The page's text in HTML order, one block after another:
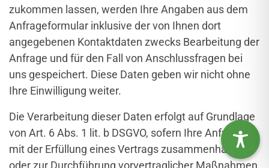
zukommen lassen, werden Ihre Angaben aus dem
Anfrageformular inklusive der von Ihnen dort
angegebenen Kontaktdaten zwecks Bearbeitung der
Anfrage und für den Fall von Anschlussfragen bei
uns gespeichert. Diese Daten geben wir nicht ohne
Ihre Einwilligung weiter.
Die Verarbeitung dieser Daten erfolgt auf Grundlage
von Art. 6 Abs. 1 lit. b DSGVO, sofern Ihre Anfrage
mit der Erfüllung eines Vertrags zusammenhängt
oder zur Durchführung vorvertraglicher Maßnahmen